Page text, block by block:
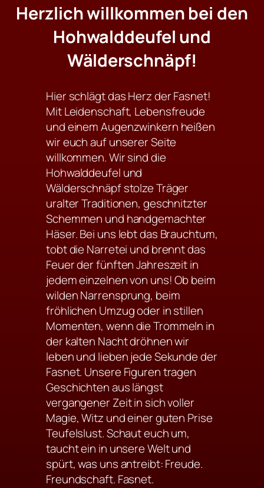
Herzlich willkommen bei den
Hohwalddeufel und
Wälderschnäpf!
Hier schlägt das Herz der Fasnet!
Mit Leidenschaft, Lebensfreude
und einem Augenzwinkern heißen
wir euch auf unserer Seite
willkommen. Wir sind die
Hohwalddeufel und
Wälderschnäpf stolze Träger
uralter Traditionen, geschnitzter
Schemmen und handgemachter
Häser. Bei uns lebt das Brauchtum,
tobt die Narretei und brennt das
Feuer der fünften Jahreszeit in
jedem einzelnen von uns! Ob beim
wilden Narrensprung, beim
fröhlichen Umzug oder in stillen
Momenten, wenn die Trommeln in
der kalten Nacht dröhnen wir
leben und lieben jede Sekunde der
Fasnet. Unsere Figuren tragen
Geschichten aus längst
vergangener Zeit in sich voller
Magie, Witz und einer guten Prise
Teufelslust. Schaut euch um,
taucht ein in unsere Welt und
spürt, was uns antreibt: Freude.
Freundschaft. Fasnet.